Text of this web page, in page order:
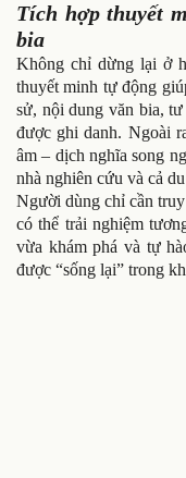
Tích hợp thuyết
bia
Không chỉ dừng lại ở
thuyết minh tự động
sử, nội dung văn bia,
được ghi danh. Ngoài
âm – dịch nghĩa song
nhà nghiên cứu và cả
Người dùng chỉ cần
có thể trải nghiệm
vừa khám phá và tự
được “sống lại” trong